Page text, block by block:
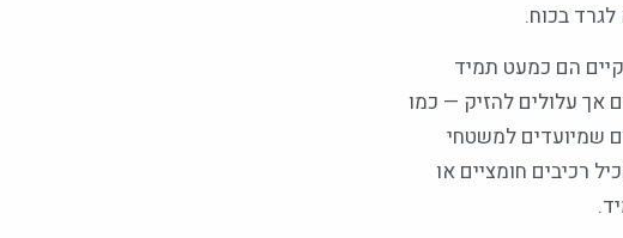
בכוח.
הם כמעט תמיד
אך עלולים להזיק — כמו
שמיועדים למשטחי
רכיבים חומציים או